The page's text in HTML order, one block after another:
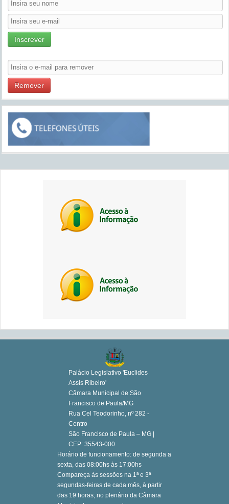
Inscrever
Remover
Palácio Legislativo 'Euclides
Assis Ribeiro'
Câmara Municipal de São
Francisco de Paula/MG
Rua Cel Teodorinho, nº 282 -
Centro
São Francisco de Paula – MG |
CEP: 35543-000
Horário de funcionamento: de segunda a
sexta, das 08:00hs às 17:00hs
Compareça às sessões na 1ª e 3ª
segundas-feiras de cada mês, à partir
das 19 horas, no plenário da Câmara